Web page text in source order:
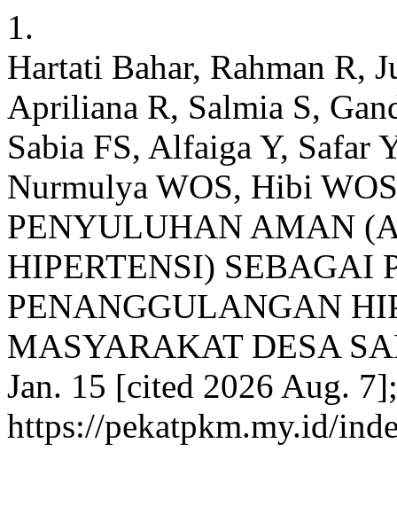
1.
Hartati Bahar, Rahman R,
Apriliana R, Salmia S,
Sabia FS, Alfaiga Y, Safar
Nurmulya WOS, Hibi
PENYULUHAN AMAN
HIPERTENSI) SEBAGAI
PENANGGULANGAN
MASYARAKAT DESA
Jan. 15 [cited 2026 Aug.
https://pekatpkm.my.id/